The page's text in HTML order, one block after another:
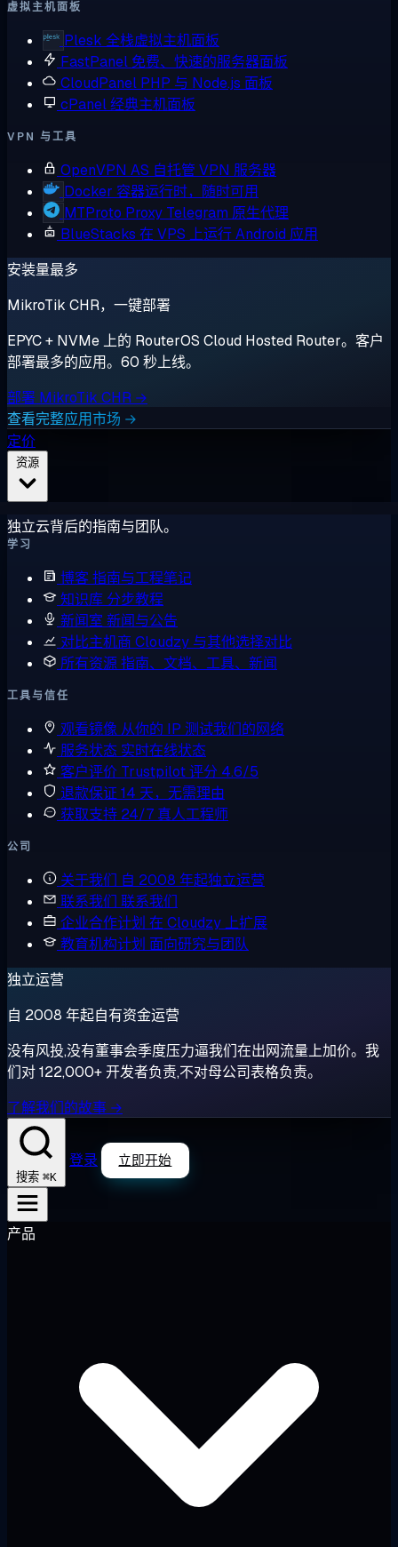
虚拟主机面板
Plesk 全栈虚拟主机面板
FastPanel 免费、快速的服务器面板
CloudPanel PHP 与 Node.js 面板
cPanel经典主机面板
VPN 与工具
OpenVPN AS 自托管 VPN 服务器
Docker 容器运行时，随时可用
MTProto Proxy Telegram 原生代理
BlueStacks 在 VPS 上运行 Android 应用
安装量最多
MikroTik CHR，一键部署
EPYC + NVMe 上的 RouterOS Cloud Hosted Router。客户
部署最多的应用。60 秒上线。
部署 MikroTik CHR →
查看完整应用市场 →
定价
独立云背后的指南与团队。
学习
博客指南与工程笔记
知识库 分步教程
新闻室 新闻与公告
对比主机商 Cloudzy 与其他选择对比
所有资源指南、文档、工具、新闻
工具与信任
观看镜像 从你的 IP 测试我们的网络
服务状态 实时在线状态
客户评价 Trustpilot 评分 4.6/5
退款保证 14 天，无需理由
获取支持 24/7 真人工程师
公司
关于我们 自 2008 年起独立运营
联系我们 联系我们
企业合作计划 在 Cloudzy 上扩展
教育机构计划 面向研究与团队
独立运营
自 2008 年起自有资金运营
没有风投,没有董事会季度压力逼我们在出网流量上加价。我
们对 122,000+ 开发者负责,不对母公司表格负责。
了解我们的故事 →
搜索 ⌘K
登录 立即开始
产品